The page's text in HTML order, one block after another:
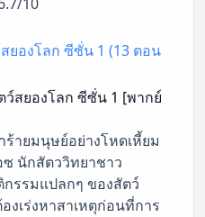
ยองโลก ซีซั่น 1 (13 ตอน
ว์สยองโลก ซีซั่น 1 [พากย์
ร้ายมนุษย์อย่างโหดเหี้ยม
นักสัตววิทยาชาว
กรรมแปลกๆ ของสัตว์
งเร่งหาสาเหตุก่อนที่การ